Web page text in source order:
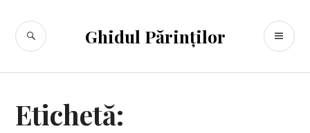
conținut
Ghidul Părinților
CĂUTARE
Etichetă: